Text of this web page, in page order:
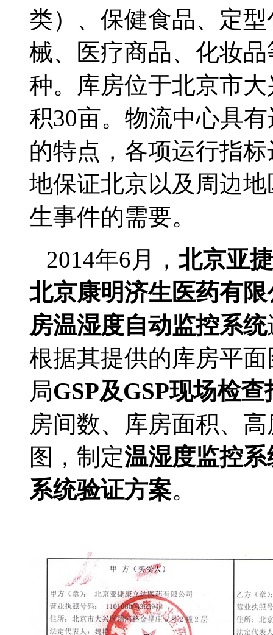
类）、保健食品、定
械、医疗商品、化妆
种。库房位于北京市
积30亩。物流中心具
的特点，各项运行指
地保证北京以及周边
生事件的需要。
2014年6月， 北京亚
北京康明济生医药有限
房温湿度自动监控系统
根据其提供的库房平
局GSP及GSP现场检
房间数、库房面积、
图，制定温湿度监控
系统验证方案。